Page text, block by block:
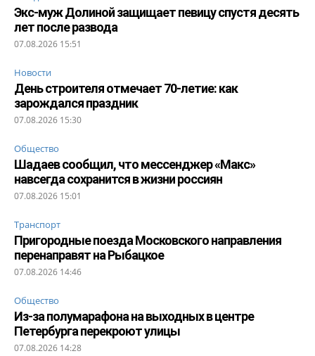
Экс-муж Долиной защищает певицу спустя десять
лет после развода
07.08.2026 15:51
Новости
День строителя отмечает 70-летие: как
зарождался праздник
07.08.2026 15:30
Общество
Шадаев сообщил, что мессенджер «Макс»
навсегда сохранится в жизни россиян
07.08.2026 15:01
Транспорт
Пригородные поезда Московского направления
перенаправят на Рыбацкое
07.08.2026 14:46
Общество
Из-за полумарафона на выходных в центре
Петербурга перекроют улицы
07.08.2026 14:28